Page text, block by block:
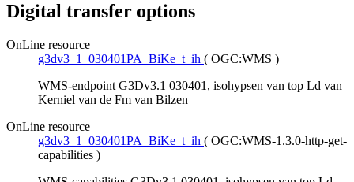
Digital transfer options
OnLine resource
g3dv3_1_030401PA_BiKe_t_ih ( OGC:WMS )
WMS-endpoint G3Dv3.1 030401, isohypsen van top Ld van
Kerniel van de Fm van Bilzen
OnLine resource
g3dv3_1_030401PA_BiKe_t_ih ( OGC:WMS-1.3.0-http-get-
capabilities )